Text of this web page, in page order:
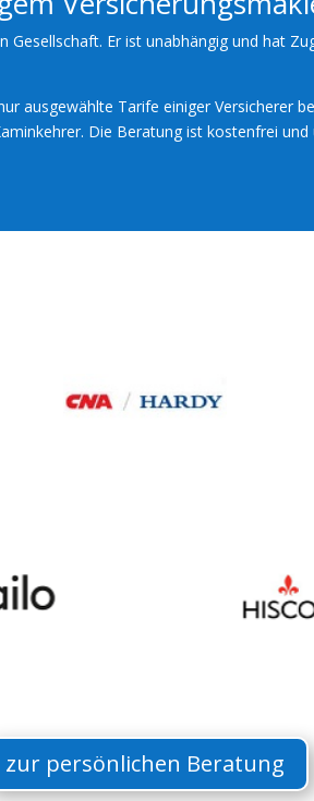
Er ist unabhängig und hat
ausgewählte Tarife einiger Versicherer
Die Beratung ist kostenfrei und
zur persönlichen Beratung